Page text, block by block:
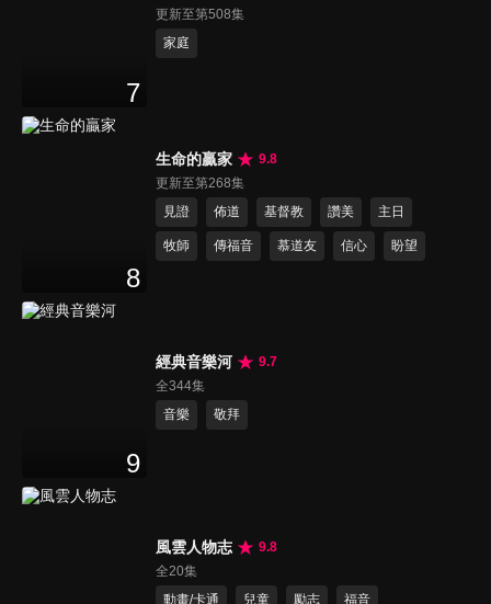
7
更新至第508集
家庭
8
生命的贏家
9.8
更新至第268集
見證
佈道 基督教 讚美 主日
牧師 傳福音 慕道友 信心 盼望
9
經典音樂河
9.7
全344集
音樂
敬拜
風雲人物志
9.8
全20集
動畫/卡通
兒童 勵志 福音